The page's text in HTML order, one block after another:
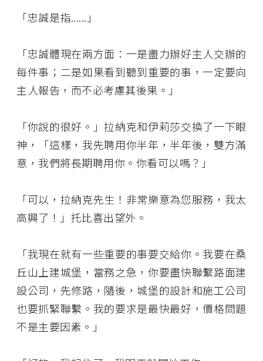
「忠誠是指......」
「忠誠體現在兩方面：一是盡力辦好主人交辦的
每件事；二是如果看到聽到重要的事，一定要向
主人報告，而不必考慮其後果。」
「你說的很好。」拉納克和伊莉莎交換了一下眼
神，「這樣，我先聘用你半年，半年後，雙方滿
意，我們將長期聘用你。你看可以嗎？」
「可以，拉納克先生！非常樂意為您服務，我太
高興了！」托比喜出望外。
「我現在就有一些重要的事要交給你。我要在桑
丘山上建城堡，當務之急，你要盡快聯繫路面建
設公司，先修路，隨後，城堡的設計和施工公司
也要抓緊聯繫。我的要求是最快最好，價格問題
不是主要因素。」